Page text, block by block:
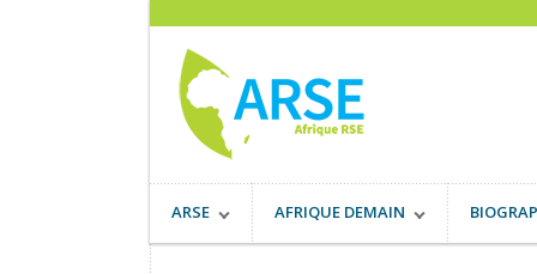
ARSE AFRIQUE DEMAIN